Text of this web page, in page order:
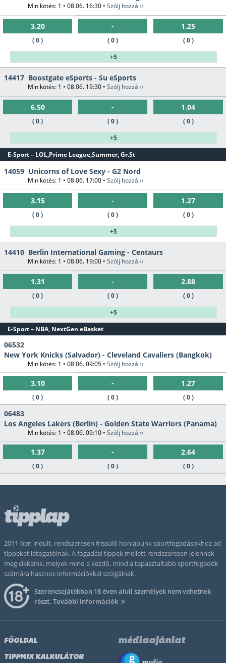
Min kötés: 1 • 08.06. 16:30 • Szólj hozzá ››
3.20
( 0 )
-
( 0 )
1.25
( 0 )
+5
14417 Boostgate eSports - Su eSports
Min kötés: 1 • 08.06. 19:30 • Szólj hozzá ››
6.50
( 0 )
-
( 0 )
1.04
( 0 )
+5
E-Sport – LOL,Prime League,Summer, Gr.St
14059 Unicorns of Love Sexy - G2 Nord
Min kötés: 1 • 08.06. 17:00 • Szólj hozzá ››
3.15
( 0 )
-
( 0 )
1.27
( 0 )
+5
14410 Berlin International Gaming - Centaurs
Min kötés: 1 • 08.06. 19:00 • Szólj hozzá ››
1.31
( 0 )
-
( 0 )
2.88
( 0 )
+5
E-Sport – NBA, NextGen eBasket
06532
New York Knicks (Salvador) - Cleveland Cavaliers (Bangkok)
Min kötés: 1 • 08.06. 09:05 • Szólj hozzá ››
3.10
( 0 )
-
( 0 )
1.27
( 0 )
06483
Los Angeles Lakers (Berlin) - Golden State Warriors (Panama)
Min kötés: 1 • 08.06. 09:10 • Szólj hozzá ››
1.37
( 0 )
-
( 0 )
2.64
( 0 )
2011-ben indult, rendszeresen frissülő honlapunk sportfogadásokhoz ad
tippeket látogatóinak. A fogadási tippek mellett rendszeresen jelennek
meg cikkeink, melyek mind a kezdő, mind a tapasztaltabb sportfogadók
számára hasznos információkkal szolgálnak.
Szerencsejátékban 18 éven aluli személyek nem vehetnek
részt. További információk
FŐOLDAL
TIPPMIX KALKULÁTOR
médiaajánlat